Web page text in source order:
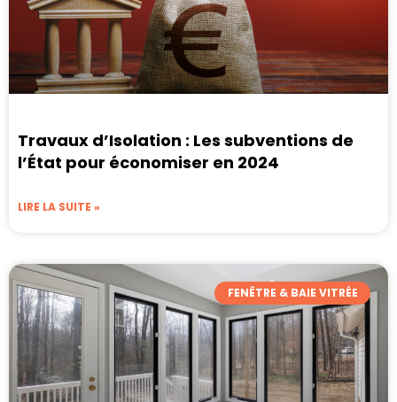
Travaux d’Isolation : Les subventions de
l’État pour économiser en 2024
LIRE LA SUITE »
FENÊTRE & BAIE VITRÉE